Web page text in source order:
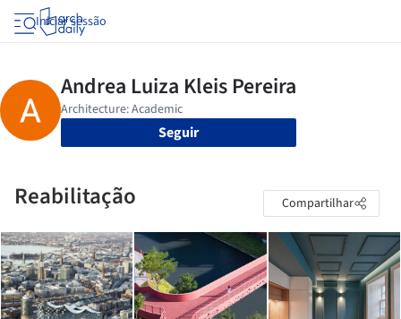
Iniciar sessão
Seguir
Reabilitação Compartilhar